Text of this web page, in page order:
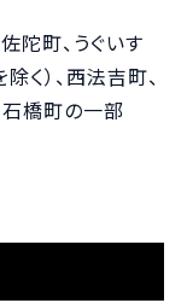
陀町、うぐいす
く）、西法吉町、
石橋町の一部